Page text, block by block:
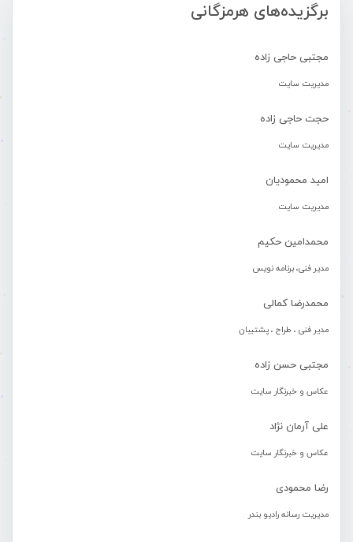
برگزیده‌های هرمزگانی
مجتبی حاجی زاده
مدیریت سایت
حجت حاجی زاده
مدیریت سایت
امید محمودیان
مدیریت سایت
محمدامین حکیم
مدیر فنی، برنامه نویس
محمدرضا کمالی
مدیر فنی ، طراح ، پشتیبان
مجتبی حسن زاده
عکاس و خبرنگار سایت
علی آرمان نژاد
عکاس و خبرنگار سایت
رضا محمودی
مدیریت رسانه رادیو بندر